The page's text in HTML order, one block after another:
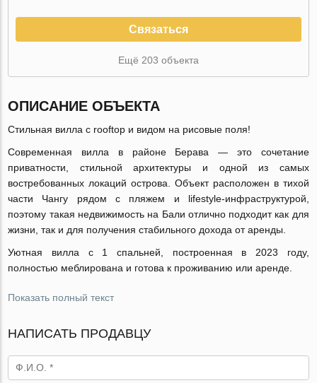
Связаться
Ещё 203 объекта
ОПИСАНИЕ ОБЪЕКТА
Стильная вилла с rooftop и видом на рисовые поля!
Современная вилла в районе Берава — это сочетание
приватности, стильной архитектуры и одной из самых
востребованных локаций острова. Объект расположен в тихой
части Чангу рядом с пляжем и lifestyle-инфраструктурой,
поэтому такая недвижимость на Бали отлично подходит как для
жизни, так и для получения стабильного дохода от аренды.
Уютная вилла с 1 спальней, построенная в 2023 году,
полностью меблирована и готова к проживанию или аренде.
Показать полный текст
НАПИСАТЬ ПРОДАВЦУ